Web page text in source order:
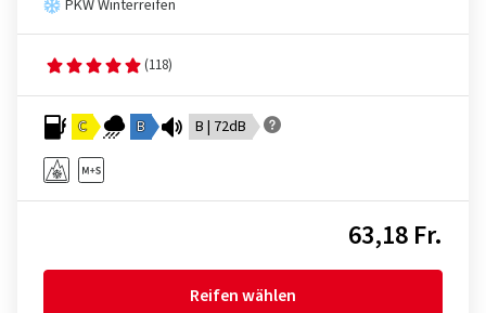
PKW Winterreifen
(118)
C B B | 72dB
63,18 Fr.
Reifen wählen